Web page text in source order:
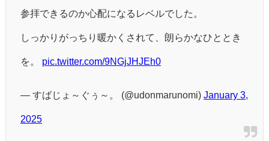
参拝できるのか心配になるレベルでした。
しっかりがっちり暖かくされて、朗らかなひととき
を。 pic.twitter.com/9NGjJHJEh0
— すばじょ～ぐぅ～。 (@udonmarunomi) January 3,
2025